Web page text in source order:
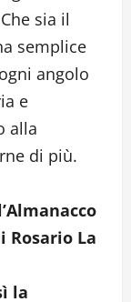
sia il
semplice
angolo
e
alla
di più.
Rosario La
la